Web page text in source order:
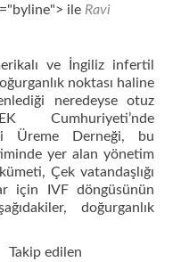
ile Ravi
ve İngiliz infertil
noktası haline
neredeyse otuz
Cumhuriyeti’nde
Üreme Derneği, bu
yer alan yönetim
Çek vatandaşlığı
için IVF döngüsünün
doğurganlık
Takip edilen